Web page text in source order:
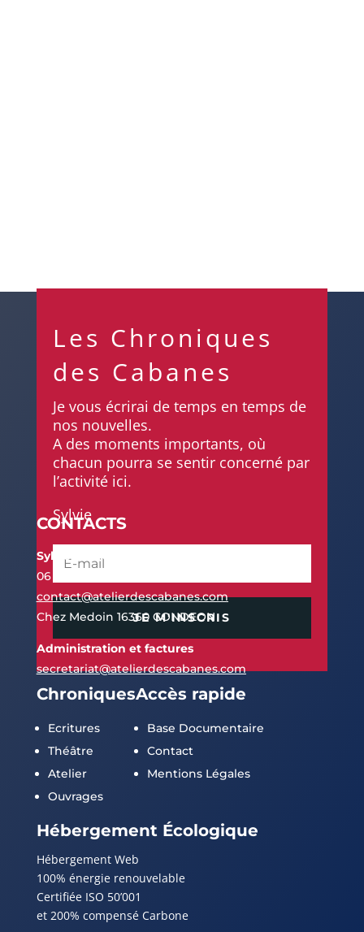
Les Chroniques
des Cabanes
Je vous écrirai de temps en temps de
nos nouvelles.
A des moments importants, où
chacun pourra se sentir concerné par
l’activité ici.
Sylvie
JE M'INSCRIS
CONTACTS
Sylvie Pierrel
06 60 21 42 06
contact@atelierdescabanes.com
Chez Medoin 16360 CONDEON
Administration et factures
secretariat@atelierdescabanes.com
Chroniques
Ecritures
Théâtre
Atelier
Ouvrages
Accès rapide
Base Documentaire
Contact
Mentions Légales
Hébergement Écologique
Hébergement Web
100% énergie renouvelable
Certifiée ISO 50’001
et 200% compensé Carbone